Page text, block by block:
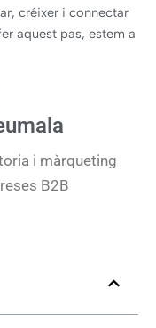
créixer i connectar
aquest pas, estem a
i màrqueting
B2B